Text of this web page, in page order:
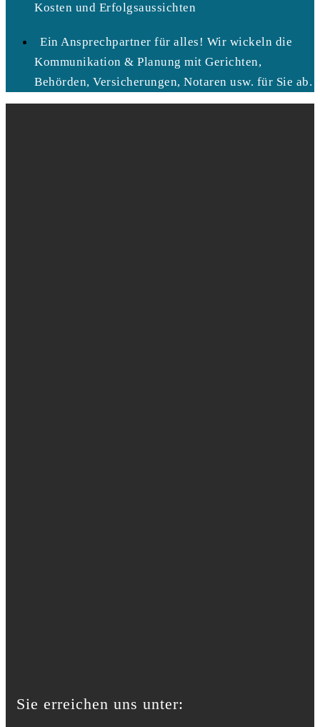
Kosten und Erfolgsaussichten
Ein Ansprechpartner für alles! Wir wickeln die
Kommunikation & Planung mit Gerichten,
Behörden, Versicherungen, Notaren usw. für Sie ab.
Sie erreichen uns unter: